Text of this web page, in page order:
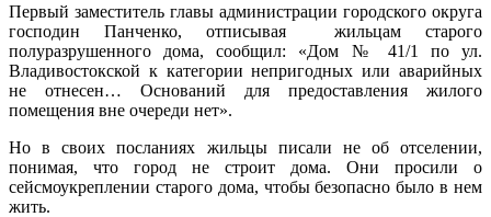
Первый заместитель главы администрации городского округа
господин Панченко, отписывая жильцам старого
полуразрушенного дома, сообщил: «Дом № 41/1 по ул.
Владивостокской к категории непригодных или аварийных
не отнесен… Оснований для предоставления жилого
помещения вне очереди нет».
Но в своих посланиях жильцы писали не об отселении,
понимая, что город не строит дома. Они просили о
сейсмоукреплении старого дома, чтобы безопасно было в нем
жить.